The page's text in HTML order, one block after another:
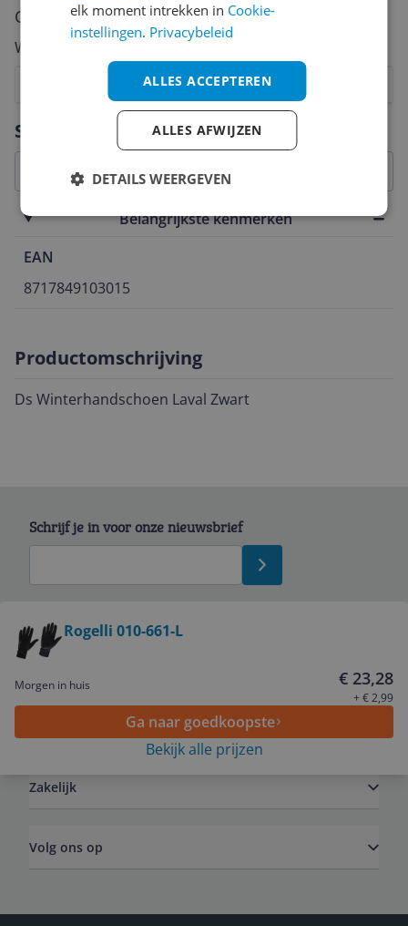
Specificaties
Belangrijkste kenmerken
EAN
8717849103015
Productomschrijving
Ds Winterhandschoen Laval Zwart
Cijfer
Welk cijfer geef jij dit product?
7
6
5
4
Rogelli 010-661-L
Morgen in huis € 23,28
+ € 2,99
Ga naar goedkoopste
Bekijk alle prijzen
Schrijf je in voor onze nieuwsbrief
Zakelijk
Volg ons op
elk moment intrekken in Cookie-
instellingen. Privacybeleid
ALLES ACCEPTEREN
ALLES AFWIJZEN
DETAILS WEERGEVEN